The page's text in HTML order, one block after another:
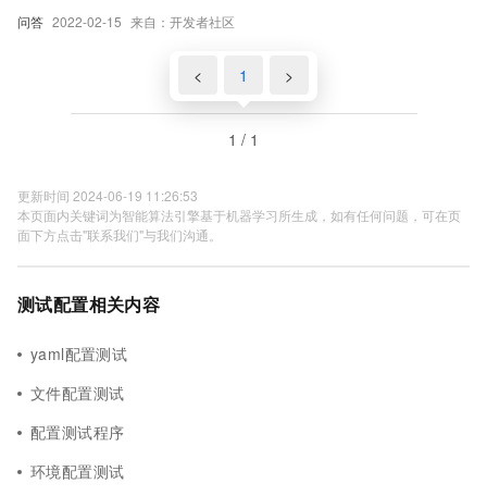
问答 2022-02-15 来自：开发者社区
< 1 >
1 / 1
更新时间 2024-06-19 11:26:53
本页面内关键词为智能算法引擎基于机器学习所生成，如有任何问题，可在页
面下方点击"联系我们"与我们沟通。
测试配置相关内容
yaml配置测试
文件配置测试
配置测试程序
环境配置测试